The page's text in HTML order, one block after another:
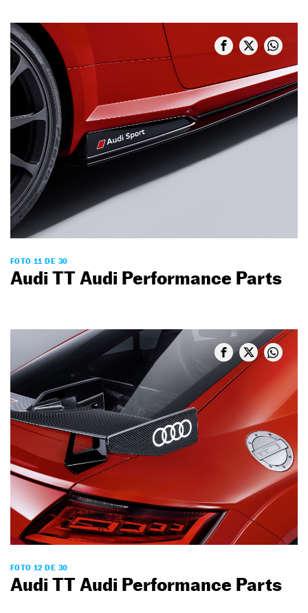
FOTO 11 DE 30
Audi TT Audi Performance Parts
FOTO 12 DE 30
Audi TT Audi Performance Parts